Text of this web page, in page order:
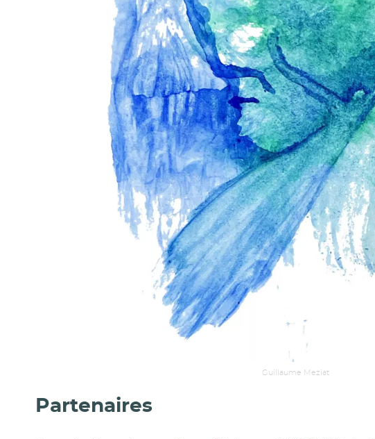
Guillaume Meziat
Partenaires